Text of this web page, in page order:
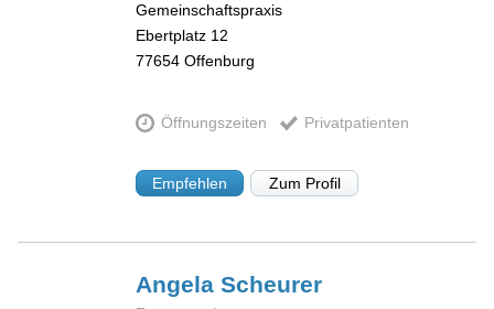
Gemeinschaftspraxis
Ebertplatz 12
77654 Offenburg
Öffnungszeiten Privatpatienten
Empfehlen Zum Profil
AngelaScheurer